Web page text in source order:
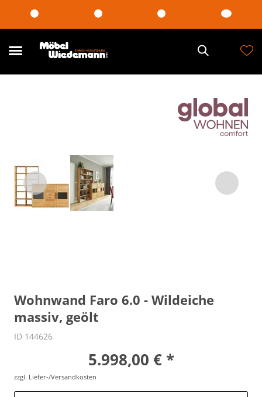
Wohnwand Faro 6.0 - Wildeiche
massiv, geölt
ID 144626
5.998,00 € *
zzgl. Liefer-/Versandkosten